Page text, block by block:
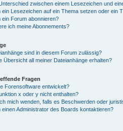
zwischen einem Lesezeichen und
ein Lesezeichen auf ein Thema setzen oder ein
ein Forum abonnieren?
ich meine Abonnements?
sind in diesem Forum zulässig?
Übersicht all meiner Dateianhänge erhalten?
Fragen
Forensoftware entwickelt?
x oder y nicht enthalten?
mich wenden, falls es Beschwerden oder
einen Administrator des Boards kontaktieren?